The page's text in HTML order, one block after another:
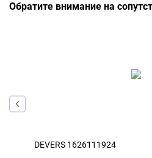
Обратите внимание на
DEVERS 1626111924